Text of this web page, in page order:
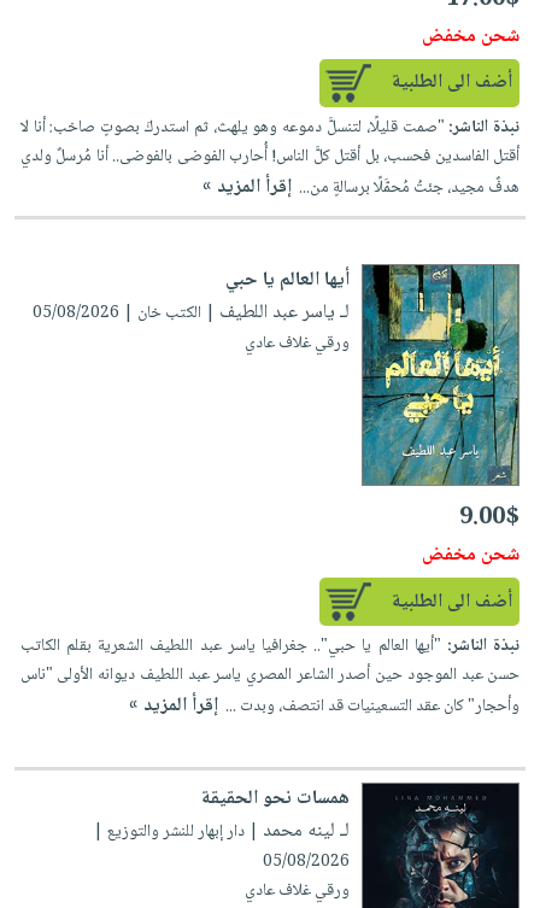
شحن مخفض
أضف الى الطلبية
نبذة الناشر: "صمت قليلًا، لتنسلَّ دموعه وهو يلهث، ثم استدركَ بصوتٍ صاخب: أنا لا
أقتل الفاسدين فحسب، بل أقتل كلَّ الناس! أُحارب الفوضى بالفوضى.. أنا مُرسلٌ ولدي
هدفٌ مجيد، جئتُ مُحمَّلًا برسالةٍ من... إقرأ المزيد »
أيها العالم يا حبي
لـ ياسر عبد اللطيف | الكتب خان | 05/08/2026
ورقي غلاف عادي
9.00$
شحن مخفض
أضف الى الطلبية
نبذة الناشر: "أيها العالم يا حبي".. جغرافيا ياسر عبد اللطيف الشعرية بقلم الكاتب
حسن عبد الموجود حين أصدر الشاعر المصري ياسر عبد اللطيف ديوانه الأولى "ناس
وأحجار" كان عقد التسعينيات قد انتصف، وبدت ... إقرأ المزيد »
همسات نحو الحقيقة
لـ لينه محمد | دار إبهار للنشر والتوزيع |
05/08/2026
ورقي غلاف عادي